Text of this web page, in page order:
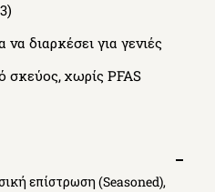
διαρκέσει για γενιές
σκεύος, χωρίς PFAS
Open
επίστρωση (Seasoned),